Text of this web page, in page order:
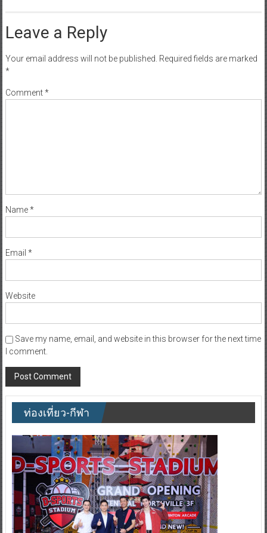
Leave a Reply
Your email address will not be published. Required fields are marked
*
Comment*
Name*
Email *
Website
Save my name, email, and website in this browser for the next time
I comment.
ท่องเที่ยว-กีฬา